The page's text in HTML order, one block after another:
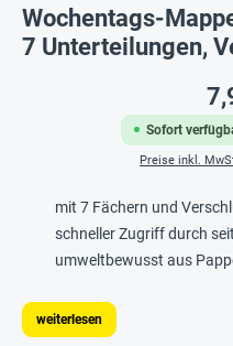
Wochentags-
7 Unterteilungen,
Sofort
Preise inkl.
mit 7 Fächern und
schneller Zugriff durch
umweltbewusst aus
weiterlesen